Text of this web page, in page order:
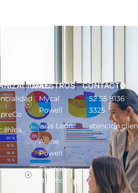
MAESTROS
Mycal
Powell
Issis León
Alline
Powell
Chapaev
Bracho
CONTACTO
52 55 8136
3325